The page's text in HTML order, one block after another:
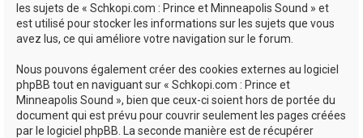
les sujets de « Schkopi.com : Prince et Minneapolis Sound » et
est utilisé pour stocker les informations sur les sujets que vous
avez lus, ce qui améliore votre navigation sur le forum.
Nous pouvons également créer des cookies externes au logiciel
phpBB tout en naviguant sur « Schkopi.com : Prince et
Minneapolis Sound », bien que ceux-ci soient hors de portée du
document qui est prévu pour couvrir seulement les pages créées
par le logiciel phpBB. La seconde manière est de récupérer